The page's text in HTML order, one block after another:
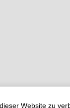
Website zu